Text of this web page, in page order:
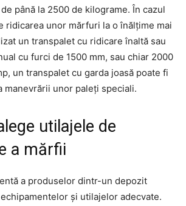
până la 2500 de kilograme. În cazul
ridicarea unor mărfuri la o înălțime mai
un transpalet cu ridicare înaltă sau
cu furci de 1500 mm, sau chiar 2000
un transpalet cu garda joasă poate fi
manevrării unor paleți speciali.
utilajele de
a mărfii
a produselor dintr-un depozit
și utilajelor adecvate.